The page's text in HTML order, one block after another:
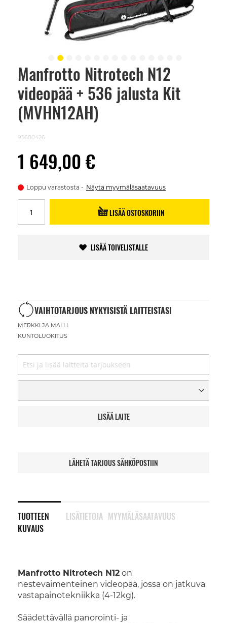
Manfrotto Nitrotech N12
videopää + 536 jalusta Kit
(MVHN12AH)
95680426
1 649,00 €
Loppu varastosta Näytä myymäläsaatavuus
LISÄÄ OSTOSKORIIN
LISÄÄ TOIVELISTALLE
VAIHTOTARJOUS NYKYISISTÄ LAITTEISTASI
MERKKI JA MALLI
KUNTOLUOKITUS
LISÄÄ LAITE
LÄHETÄ TARJOUS SÄHKÖPOSTIIN
TUOTTEEN
KUVAUS
Manfrotto Nitrotech N12 on
nestevaimenteinen videopää, jossa on jatkuva
vastapainotekniikka (4-12kg).
Säädettävällä panorointi- ja
LISÄTIETOJA MYYMÄLÄSAATAVUUS
Skip
beginning
images